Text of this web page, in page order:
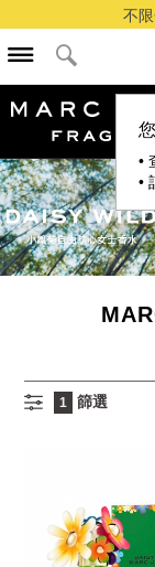
不
•
•
1 篩選